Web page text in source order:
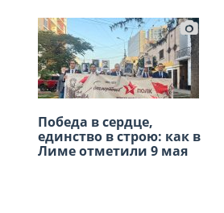
Победа в сердце,
единство в строю: как в
Лиме отметили 9 мая
Приглашаем на
открытие выставки
художников —